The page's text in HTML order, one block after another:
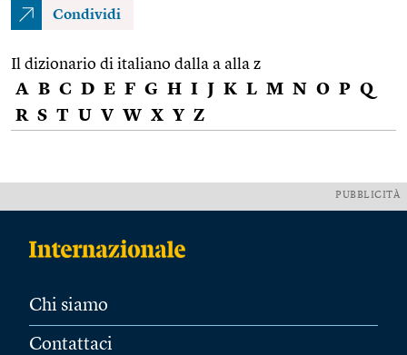
Condividi
Il dizionario di italiano dalla a alla z
A B C D E F G H I J K L M N O P Q
R S T U V W X Y Z
PUBBLICITÀ
Chi siamo
Contattaci